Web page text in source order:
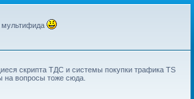
мультифида
скрипта ТДС и системы покупки трафика TS
вопросы тоже сюда.